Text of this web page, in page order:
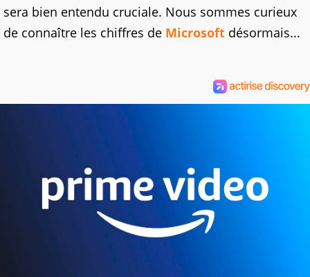
sera bien entendu cruciale. Nous sommes curieux
de connaître les chiffres de Microsoft désormais...